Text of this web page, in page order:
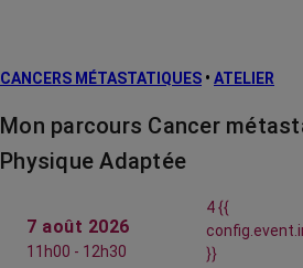
CANCERS MÉTASTATIQUES • ATELIER
Mon parcours Cancer
Physique Adaptée
7 août 2026
11h00 - 12h30
4 {{
}}